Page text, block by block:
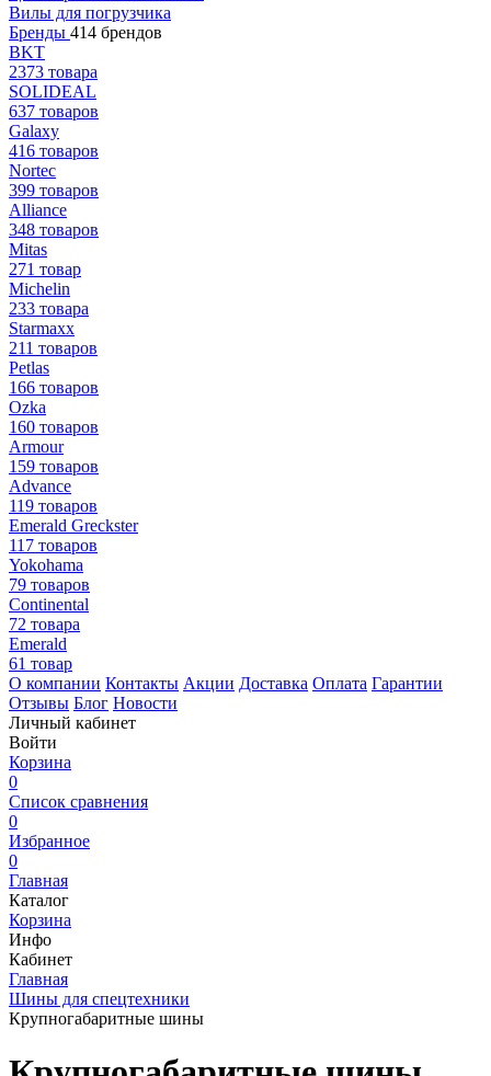
Вилы для погрузчика
Бренды 414 брендов
BKT
2373 товара
SOLIDEAL
637 товаров
Galaxy
416 товаров
Nortec
399 товаров
Alliance
348 товаров
Mitas
271 товар
Michelin
233 товара
Starmaxx
211 товаров
Petlas
166 товаров
Ozka
160 товаров
Armour
159 товаров
Advance
119 товаров
Emerald Greckster
117 товаров
Yokohama
79 товаров
Continental
72 товара
Emerald
61 товар
О компании Контакты Акции Доставка Оплата Гарантии
Отзывы Блог Новости
Личный кабинет
Войти
Корзина
0
Список сравнения
0
Избранное
0
Главная
Каталог
Корзина
Инфо
Кабинет
Главная
Шины для спецтехники
Крупногабаритные шины